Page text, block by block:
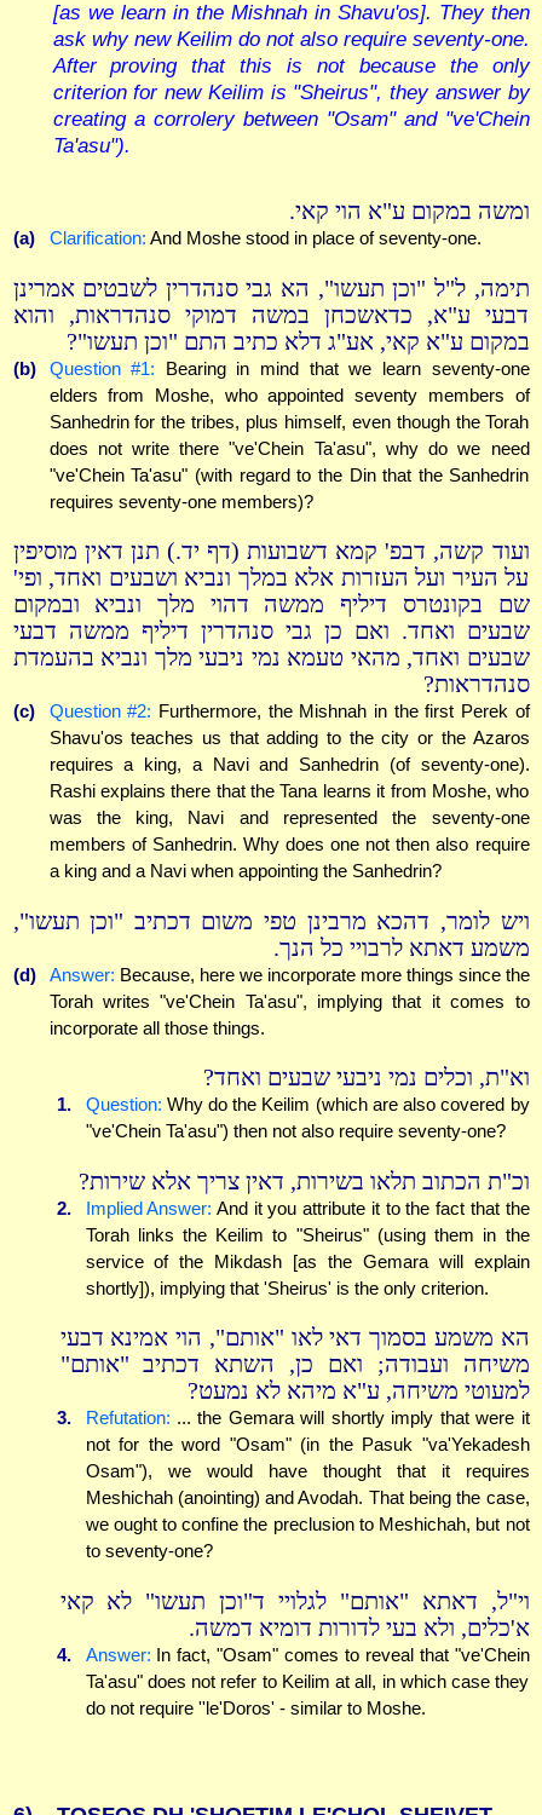
[as we learn in the Mishnah in Shavu'os]. They then
ask why new Keilim do not also require seventy-one.
After proving that this is not because the only
criterion for new Keilim is "Sheirus", they answer by
creating a corrolery between "Osam" and "ve'Chein
Ta'asu").
ומשה במקום ע"א הוי קאי.
(a) Clarification: And Moshe stood in place of seventy-one.
תימה, ל"ל "וכן תעשו", הא גבי סנהדרין לשבטים אמרינן
דבעי ע"א, כדאשכחן במשה דמוקי סנהדראות, והוא
במקום ע"א קאי, אע"ג דלא כתיב התם "וכן תעשו"?
(b) Question #1: Bearing in mind that we learn seventy-one
elders from Moshe, who appointed seventy members of
Sanhedrin for the tribes, plus himself, even though the Torah
does not write there "ve'Chein Ta'asu", why do we need
"ve'Chein Ta'asu" (with regard to the Din that the Sanhedrin
requires seventy-one members)?
ועוד קשה, דבפ' קמא דשבועות (דף יד.) תנן דאין מוסיפין
על העיר ועל העזרות אלא במלך ונביא ושבעים ואחד, ופי'
שם בקונטרס דיליף ממשה דהוי מלך ונביא ובמקום
שבעים ואחד. ואם כן גבי סנהדרין דיליף ממשה דבעי
שבעים ואחד, מהאי טעמא נמי ניבעי מלך ונביא בהעמדת
סנהדראות?
(c) Question #2: Furthermore, the Mishnah in the first Perek of
Shavu'os teaches us that adding to the city or the Azaros
requires a king, a Navi and Sanhedrin (of seventy-one).
Rashi explains there that the Tana learns it from Moshe, who
was the king, Navi and represented the seventy-one
members of Sanhedrin. Why does one not then also require
a king and a Navi when appointing the Sanhedrin?
ויש לומר, דהכא מרבינן טפי משום דכתיב "וכן תעשו",
משמע דאתא לרבויי כל הנך.
(d) Answer: Because, here we incorporate more things since the
Torah writes "ve'Chein Ta'asu", implying that it comes to
incorporate all those things.
וא"ת, וכלים נמי ניבעי שבעים ואחד?
1. Question: Why do the Keilim (which are also covered by
"ve'Chein Ta'asu") then not also require seventy-one?
וכ"ת הכתוב תלאו בשירות, דאין צריך אלא שירות?
2. Implied Answer: And it you attribute it to the fact that the
Torah links the Keilim to "Sheirus" (using them in the
service of the Mikdash [as the Gemara will explain
shortly]), implying that 'Sheirus' is the only criterion.
הא משמע בסמוך דאי לאו "אותם", הוי אמינא דבעי
משיחה ועבודה; ואם כן, השתא דכתיב "אותם"
למעוטי משיחה, ע"א מיהא לא נמעט?
3. Refutation: ... the Gemara will shortly imply that were it
not for the word "Osam" (in the Pasuk "va'Yekadesh
Osam"), we would have thought that it requires
Meshichah (anointing) and Avodah. That being the case,
we ought to confine the preclusion to Meshichah, but not
to seventy-one?
וי"ל, דאתא "אותם" לגלויי ד"וכן תעשו" לא קאי
א'כלים, ולא בעי לדורות דומיא דמשה.
4. Answer: In fact, "Osam" comes to reveal that "ve'Chein
Ta'asu" does not refer to Keilim at all, in which case they
do not require ''le'Doros' - similar to Moshe.